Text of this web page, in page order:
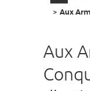
Aux
Aux